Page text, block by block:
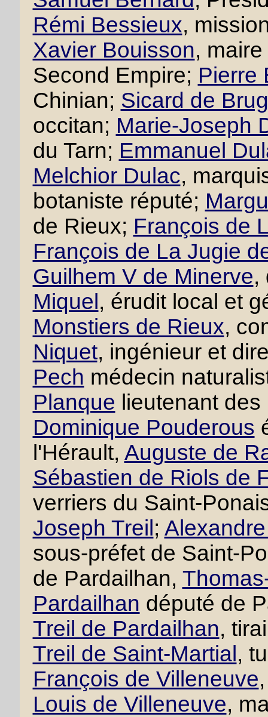
Rémi Bessieux,
Xavier Bouisson,
Second Empire; Pierre
Chinian; Sicard de
occitan; Marie-Joseph
du Tarn; Emmanuel
Melchior Dulac,
botaniste réputé;
de Rieux; François de
François de La Jugie
Guilhem V de Minerve,
Miquel , érudit local et
Monstiers de Rieux,
Niquet, ingénieur et
Pech médecin
Planque lieutenant
Dominique Pouderous
l'Hérault, Auguste de
Sébastien de Riols de
verriers du Saint-
Joseph Treil ;
sous-préfet de Saint-
de Pardailhan,
Pardailhan député de
Treil de Pardailhan,
Treil de Saint-Martial ,
François de Villeneuve
Louis de Villeneuve,